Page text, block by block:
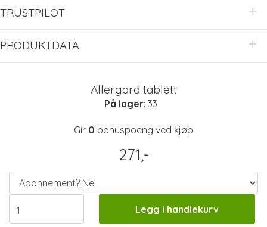
TRUSTPILOT
PRODUKTDATA
Allergard tablett
På lager: 33
Gir 0 bonuspoeng ved kjøp
271,-
Legg i handlekurv